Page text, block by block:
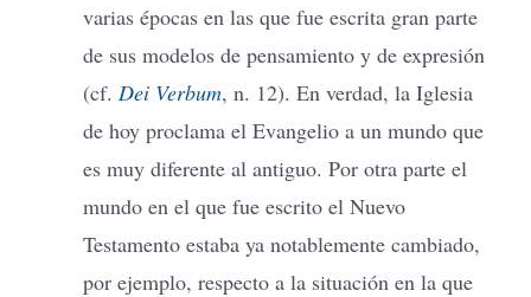
varias épocas en las que fue escrita gran parte
de sus modelos de pensamiento y de expresión
(cf. Dei Verbum, n. 12). En verdad, la Iglesia
de hoy proclama el Evangelio a un mundo que
es muy diferente al antiguo. Por otra parte el
mundo en el que fue escrito el Nuevo
Testamento estaba ya notablemente cambiado,
por ejemplo, respecto a la situación en la que